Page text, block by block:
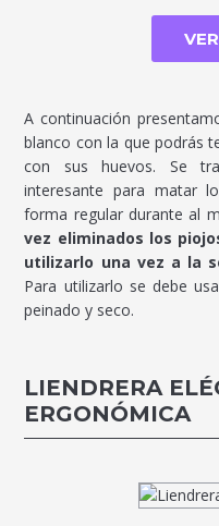
A continuación
blanco con la que podrás
con sus huevos. Se
interesante para matar
forma regular durante al
vez eliminados los
utilizarlo una vez a la
Para utilizarlo se debe
peinado y seco.
LIENDRERA
ERGONÓMICA